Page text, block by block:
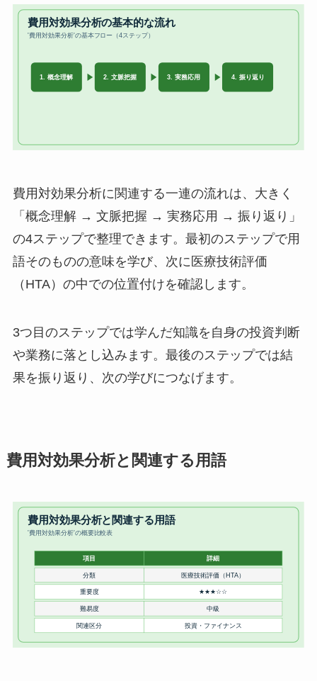
費用対効果分析に関連する一連の流れは、大きく
「概念理解 → 文脈把握 → 実務応用 → 振り返り」
の4ステップで整理できます。最初のステップで用
語そのものの意味を学び、次に医療技術評価
（HTA）の中での位置付けを確認します。
3つ目のステップでは学んだ知識を自身の投資判断
や業務に落とし込みます。最後のステップでは結
果を振り返り、次の学びにつなげます。
費用対効果分析と関連する用語